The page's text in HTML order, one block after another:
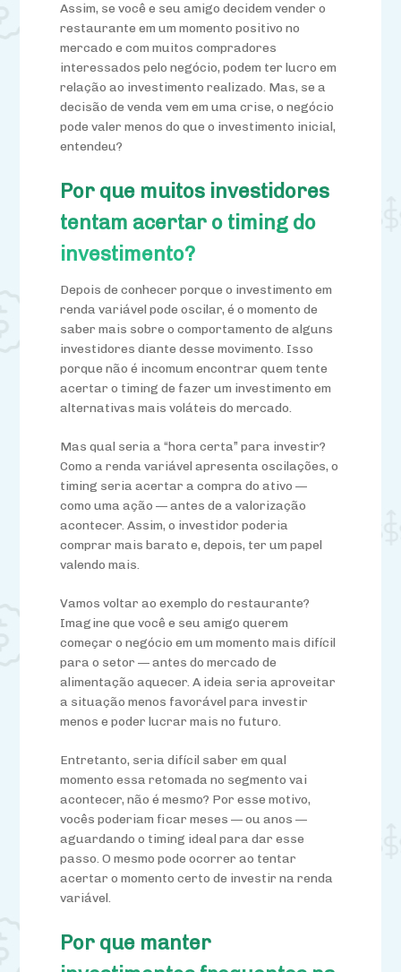
Assim, se você e seu amigo decidem vender o
restaurante em um momento positivo no
mercado e com muitos compradores
interessados pelo negócio, podem ter lucro em
relação ao investimento realizado. Mas, se a
decisão de venda vem em uma crise, o negócio
pode valer menos do que o investimento inicial,
entendeu?
Por que muitos investidores
tentam acertar o timing do
investimento?
Depois deconhecer porque o investimento em
renda variável pode oscilar, é o momento de
saber mais sobre o comportamento de alguns
investidores diante desse movimento. Isso
porque não é incomum encontrar quem tente
acertar o timing de fazer um investimento em
alternativas mais voláteis do mercado.
Mas qual seria a “hora certa” para investir?
Como a renda variável apresenta oscilações, o
timing seria acertar a compra do ativo —
como uma ação — antes de a valorização
acontecer. Assim, o investidor poderia
comprar mais barato e, depois, ter um papel
valendo mais.
Vamos voltar ao exemplo do restaurante?
Imagine que você e seu amigo querem
começar o negócio em um momento mais difícil
para o setor — antes do mercado de
alimentação aquecer. A ideia seria aproveitar
a situação menos favorável para investir
menos e poder lucrar mais no futuro.
Entretanto, seria difícil saber em qual
momento essa retomada no segmento vai
acontecer, não é mesmo? Por esse motivo,
vocês poderiam ficar meses — ou anos —
aguardando o timing ideal para dar esse
passo. O mesmo pode ocorrer ao tentar
acertar o momento certo de investir na renda
variável.
Por que manter